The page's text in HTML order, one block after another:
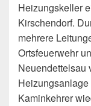
Heizungskeller
Kirschendorf.
mehrere
Ortsfeuerwehr
Neuendettelsau
Kaminkehrer